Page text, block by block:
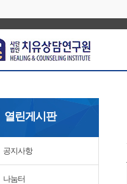
열린게시판
공지사항
나눔터